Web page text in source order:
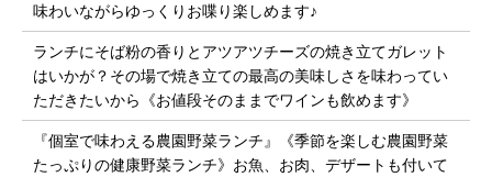
味わいながらゆっくりお喋り楽しめます♪
ランチにそば粉の香りとアツアツチーズの焼き立てガレット
はいかが？その場で焼き立ての最高の美味しさを味わってい
ただきたいから《お値段そのままでワインも飲めます》
『個室で味わえる農園野菜ランチ』《季節を楽しむ農園野菜
たっぷりの健康野菜ランチ》お魚、お肉、デザートも付いて